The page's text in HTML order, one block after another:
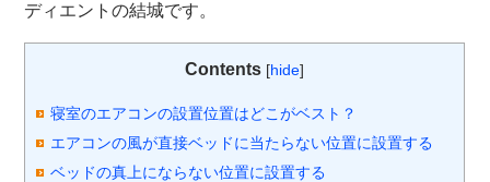
ディエントの結城です。
Contents [hide]
寝室のエアコンの設置位置はどこがベスト？
エアコンの風が直接ベッドに当たらない位置に設置する
ベッドの真上にならない位置に設置する